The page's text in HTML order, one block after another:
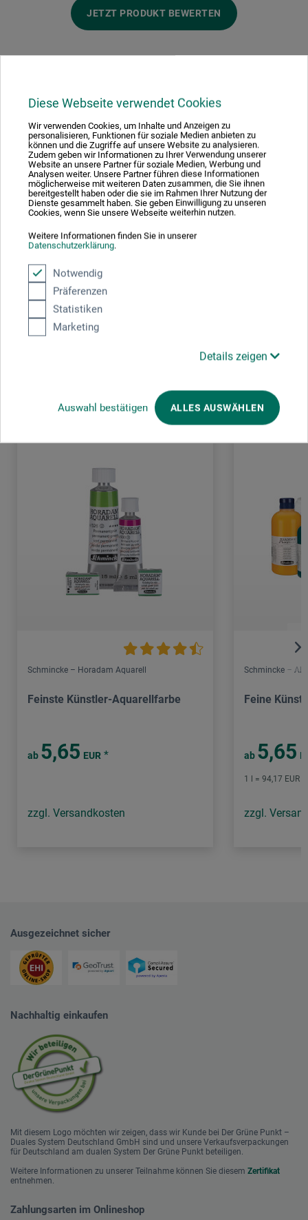
Diese Webseite verwendet Cookies
Wir verwenden Cookies, um Inhalte und Anzeigen zu
personalisieren, Funktionen für soziale Medien anbieten zu
können und die Zugriffe auf unsere Website zu analysieren.
Zudem geben wir Informationen zu Ihrer Verwendung unserer
Website an unsere Partner für soziale Medien, Werbung und
Analysen weiter. Unsere Partner führen diese Informationen
möglicherweise mit weiteren Daten zusammen, die Sie ihnen
bereitgestellt haben oder die sie im Rahmen Ihrer Nutzung der
Dienste gesammelt haben. Sie geben Einwilligung zu unseren
Cookies, wenn Sie unsere Webseite weiterhin nutzen.
Weitere Informationen finden Sie in unserer
Datenschutzerklärung.
Notwendig
Präferenzen
Statistiken
Marketing
Details zeigen
Auswahl bestätigen ALLES AUSWÄHLEN
JETZT PRODUKT BEWERTEN
Hersteller-Kontakt
Hier finden Sie die Kontaktdaten des Herstellers zu
diesem Produkt.
boesner GmbH distribution + logistics
Liegnitzer Str. 17
DEUTSCHLAND
info.dl@boesner.com
Kunden kauften auch
Schmincke – Horadam Aquarell
Feinste Künstler-Aquarellfarbe
ab 5,65 EUR *
zzgl. Versandkosten
Schmincke –
Feine
ab 5,65
1 l = 94,17 EUR
zzgl.
Ausgezeichnet sicher
Nachhaltig einkaufen
Mit diesem Logo möchten wir zeigen, dass wir Kunde bei Der Grüne Punkt –
Duales System Deutschland GmbH sind und unsere Verkaufsverpackungen
für Deutschland am dualen System Der Grüne Punkt beteiligen.
Weitere Informationen zu unserer Teilnahme können Sie diesem Zertifikat
entnehmen.
Zahlungsarten im Onlineshop